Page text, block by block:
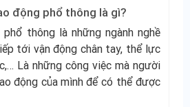
động phổ thông là gì?
thông là những ngành nghề
tới vận động chân tay, thể lực
Là những công việc mà người
động của mình để có thể được